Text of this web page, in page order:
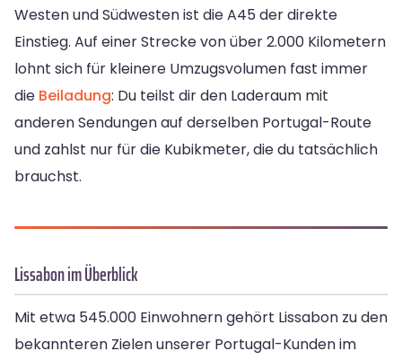
Westen und Südwesten ist die A45 der direkte
Einstieg. Auf einer Strecke von über 2.000 Kilometern
lohnt sich für kleinere Umzugsvolumen fast immer
die Beiladung: Du teilst dir den Laderaum mit
anderen Sendungen auf derselben Portugal-Route
und zahlst nur für die Kubikmeter, die du tatsächlich
brauchst.
Lissabon im Überblick
Mit etwa 545.000 Einwohnern gehört Lissabon zu den
bekannteren Zielen unserer Portugal-Kunden im